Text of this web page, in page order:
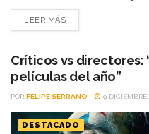
semana trajo una triste
y Matrix. La productora
Ocean’s Eleven, La Gran
oficializó...
LEER MÁS
Críticos vs directores:
películas del año”
POR FELIPE SERRANO 9
DESTACADO